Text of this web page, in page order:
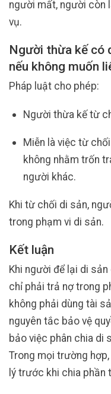
người mất, người còn
vụ.
Người thừa kế có
nếu không muốn
Pháp luật cho phép:
Người thừa kế từ
Miễn là việc từ
không nhằm trốn
người khác.
Khi từ chối di sản,
trong phạm vi di sản.
Kết luận
Khi người để lại di
chỉ phải trả nợ trong
không phải dùng tài
nguyên tắc bảo vệ
bảo việc phân chia di
Trong mọi trường
lý trước khi chia phần